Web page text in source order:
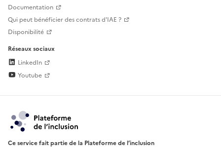
Documentation
Qui peut bénéficier des contrats d'IAE ?
Disponibilité
Réseaux sociaux
LinkedIn
Youtube
Ce service fait partie de la Plateforme de l’inclusion